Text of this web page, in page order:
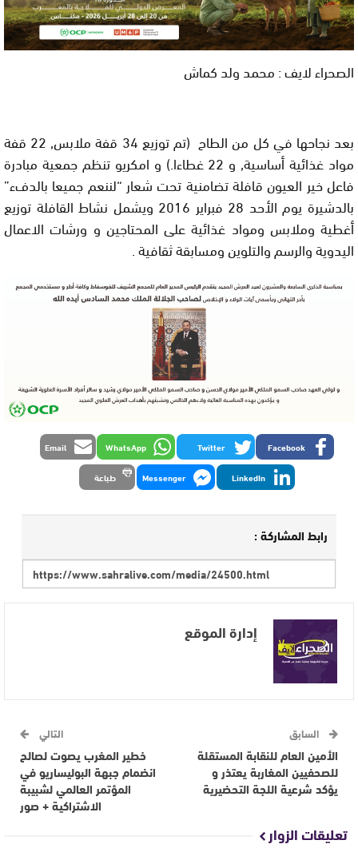
الصحراء لايف : محمد ولد كماش
بعد نجاحها في كل من الطاح (
تم توزيع 34 قفة ملابس, 22 قفة
مواد غذائية أساسية, و 22 غطاءا.)
و امكريو تنظم جمعية مبادرة
فاعل خير العيون قافلة تضامنية تحت شعار “لننعم جميعا بالدفء”
بالدشيرة يوم الأحد 28 فبراير 2016 ويشمل نشاط القافلة توزيع
أغطية وملابس ومواد غذائية على المحتاجين و ورشات الاعمال
اليدوية والرسم والتلوين ومسابقة ثقافية .
Facebook
Twitter
WhatsApp
Email
LinkedIn
Messenger طباعة
رابط المشاركة :
إدارة الموقع
السابق
الأمين العام للنقابة المستقلة
للصحفيين المغاربة يعتذر و
يؤكد شرعية اللجة التحضيرية
التالي
خطير المغرب يصوت لصالح
انضمام جبهة البوليساريو في
المؤتمر العالمي لشبيبة
الاشتراكية + صور
تعليقات الزوار